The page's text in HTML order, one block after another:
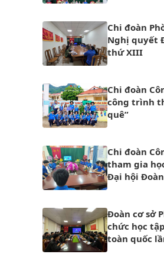
Chi đoàn
Nghị quyết
thứ XIII
Chi đoàn
công trình
quê”
Chi đoàn
tham gia
Đại hội
Đoàn cơ sở
chức học
toàn quốc